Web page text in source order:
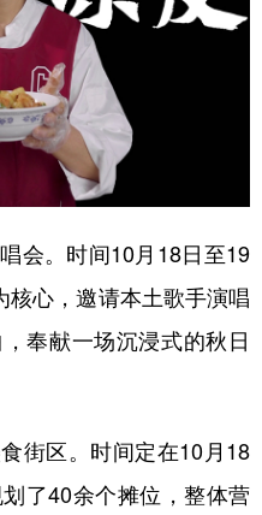
。时间10月18日至19
核心，邀请本土歌手演唱
奉献一场沉浸式的秋日
区。时间定在10月18
了40余个摊位，整体营